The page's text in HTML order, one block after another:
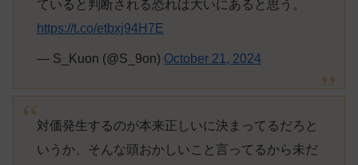
ていると判断される恐れは大いにあると思う。
https://t.co/etbxj94H7E
— S_Kuon (@S_9on) October 21, 2024
対価発生するのが本来正しいに決まってるだろと
いうか、そんな頭おかしいこと言ってるから未だ